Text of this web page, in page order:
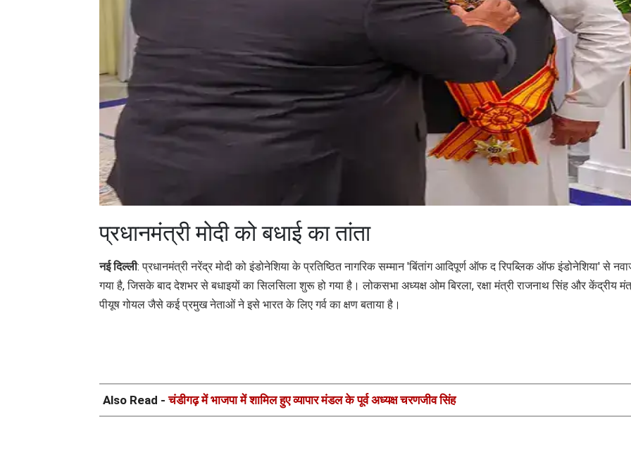
प्रधानमंत्री मोदी को बधाई का तांता
नई दिल्ली: प्रधानमंत्री नरेंद्र मोदी को इंडोनेशिया के प्रतिष्ठित नागरिक सम्मान 'बिंतांग आदिपूर्ण ऑफ द रिपब्लिक ऑफ इंडोनेशिया' से
गया है, जिसके बाद देशभर से बधाइयों का सिलसिला शुरू हो गया है। लोकसभा अध्यक्ष ओम बिरला, रक्षा मंत्री राजनाथ सिंह और केंद्रीय
पीयूष गोयल जैसे कई प्रमुख नेताओं ने इसे भारत के लिए गर्व का क्षण बताया है।
Also Read -चंडीगढ़ में भाजपा में शामिल हुए व्यापार मंडल के पूर्व अध्यक्ष चरणजीव सिंह